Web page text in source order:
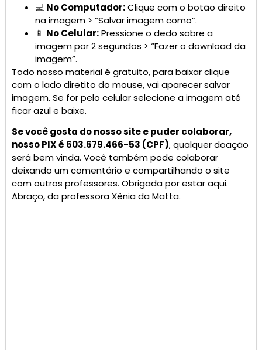
💻 No Computador:Clique com o botão direito
na imagem > “Salvar imagem como”.
📱 No Celular:Pressione o dedo sobre a
imagem por 2 segundos > “Fazer o download da
imagem”.
Todo nosso material é gratuito, para baixar clique
com o lado diretito do mouse, vai aparecer salvar
imagem. Se for pelo celular selecione a imagem até
ficar azul e baixe.
Se você gosta do nosso site e puder colaborar,
nosso PIX é 603.679.466-53 (CPF), qualquer doação
será bem vinda. Você também pode colaborar
deixando um comentário e compartilhando o site
com outros professores. Obrigada por estar aqui.
Abraço, da professora Xênia da Matta.